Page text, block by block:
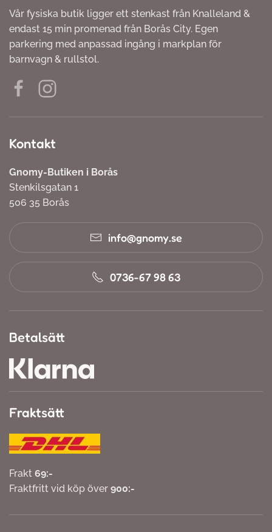
Vår fysiska butik ligger ett stenkast från Knalleland &
endast 15 min promenad från Borås City. Egen
parkering med anpassad ingång i markplan för
barnvagn & rullstol.
Kontakt
Gnomy-Butiken i Borås
Stenkilsgatan 1
506 35 Borås
info@gnomy.se
0736-67 98 63
Betalsätt
Fraktsätt
Frakt 69:-
Fraktfritt vid köp över 900:-